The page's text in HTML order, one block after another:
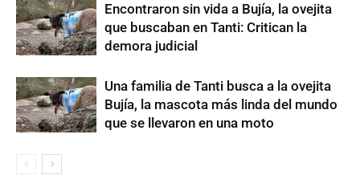
Encontraron sin vida a Bujía, la ovejita
que buscaban en Tanti: Critican la
demora judicial
Una familia de Tanti busca a la ovejita
Bujía, la mascota más linda del mundo
que se llevaron en una moto